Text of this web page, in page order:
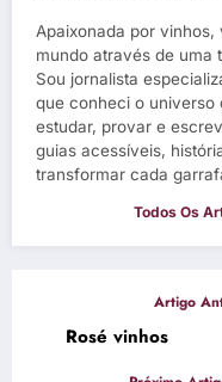
Apaixonada por vinhos,
mundo através de uma
Sou jornalista
que conheci o universo
estudar, provar e
guias acessíveis,
transformar cada
Rosé vinhos